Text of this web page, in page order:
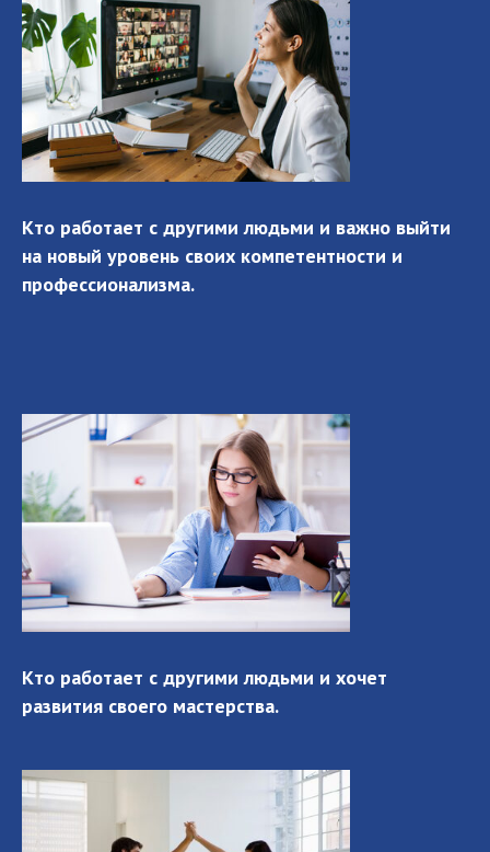
Кто работает с другими людьми и важно выйти
на новый уровень своих компетентности и
профессионализма.
Кто работает с другими людьми и хочет
развития своего мастерства.